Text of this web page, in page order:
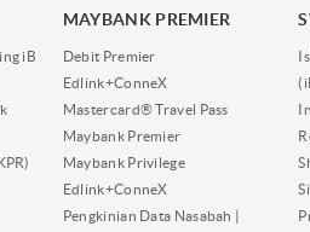
iB
MAYBANK PREMIER
Debit Premier
Edlink+ConneX
Mastercard® Travel Pass
Maybank Premier
Maybank Privilege
Edlink+ConneX
Pengkinian Data Nasabah |